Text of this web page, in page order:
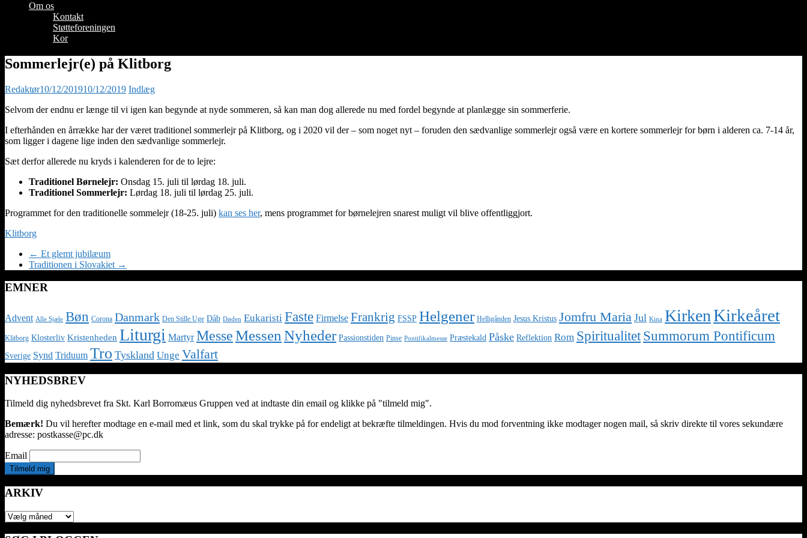
Om os
Kontakt
Støtteforeningen
Kor
Sommerlejr(e) på Klitborg
Redaktør10/12/201910/12/2019 Indlæg
Selvom der endnu er længe til vi igen kan begynde at nyde sommeren, så kan man dog allerede nu med fordel begynde at planlægge sin sommerferie.
I efterhånden en årrække har der været traditionel sommerlejr på Klitborg, og i 2020 vil der – som noget nyt – foruden den sædvanlige sommerlejr også være en kortere sommerlejr for børn i alderen ca. 7-14 år,
som ligger i dagene lige inden den sædvanlige sommerlejr.
Sæt derfor allerede nu kryds i kalenderen for de to lejre:
Traditionel Børnelejr: Onsdag 15. juli til lørdag 18. juli.
Traditionel Sommerlejr: Lørdag 18. juli til lørdag 25. juli.
Programmet for den traditionelle sommelejr (18-25. juli) kan ses her, mens programmet for børnelejren snarest muligt vil blive offentliggjort.
Klitborg
← Et glemt jubilæum
Traditionen i Slovakiet →
EMNER
Advent Alle Sjæle Bøn Corona Danmark Den Stille Uge Dåb Døden Eukaristi Faste Firmelse Frankrig FSSP Helgener Helligånden Jesus Kristus Jomfru Maria Jul Kina KirkenKirkeåret
Klitborg Klosterliv Kristenheden Liturgi Martyr MesseMessen Nyheder Passionstiden Pinse Pontifikalmesse Præstekald Påske Reflektion Rom Spiritualitet Summorum Pontificum
Sverige Synd Triduum Tro Tyskland Unge Valfart
NYHEDSBREV
Tilmeld dig nyhedsbrevet fra Skt. Karl Borromæus Gruppen ved at indtaste din email og klikke på "tilmeld mig".
Bemærk! Du vil herefter modtage en e-mail med et link, som du skal trykke på for endeligt at bekræfte tilmeldingen. Hvis du mod forventning ikke modtager nogen mail, så skriv direkte til vores sekundære
adresse: postkasse@pc.dk
Email
ARKIV
ARKIV